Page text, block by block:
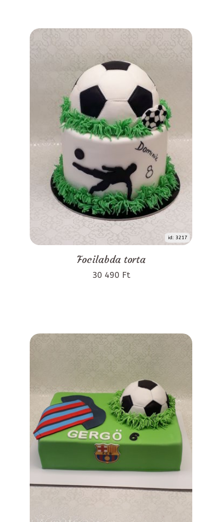
id: 3217
Focilabda torta
30 490 Ft